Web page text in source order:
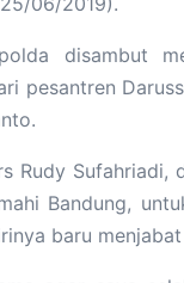
disambut
pesantren
Rudy
Bandung,
baru